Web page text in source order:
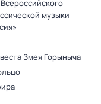
музыки
Змея Горыныча